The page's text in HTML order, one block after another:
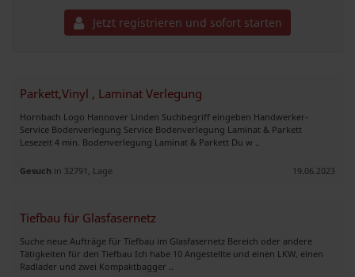
Jetzt registrieren und sofort starten
Parkett,Vinyl , Laminat Verlegung
Hornbach Logo Hannover Linden Suchbegriff eingeben Handwerker-
Service Bodenverlegung Service Bodenverlegung Laminat & Parkett
Lesezeit 4 min. Bodenverlegung Laminat & Parkett Du w ..
Gesuch in 32791, Lage 19.06.2023
Tiefbau für Glasfasernetz
Suche neue Aufträge für Tiefbau im Glasfasernetz Bereich oder andere
Tätigkeiten für den Tiefbau Ich habe 10 Angestellte und einen LKW, einen
Radlader und zwei Kompaktbagger ..